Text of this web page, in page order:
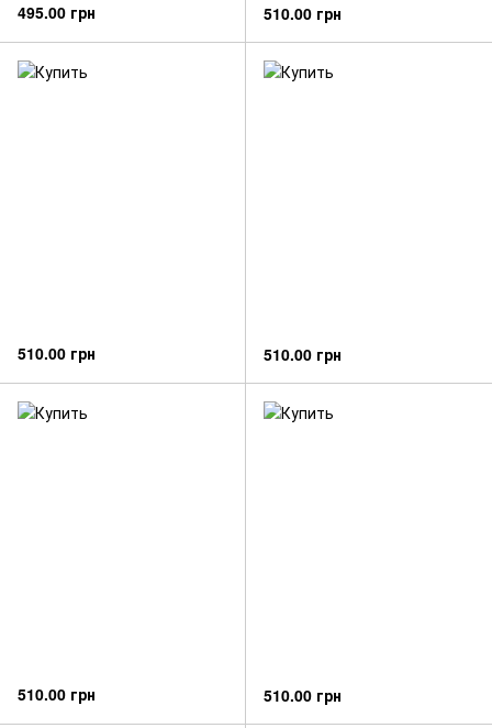
495.00 грн 510.00 грн
510.00 грн 510.00 грн
510.00 грн 510.00 грн